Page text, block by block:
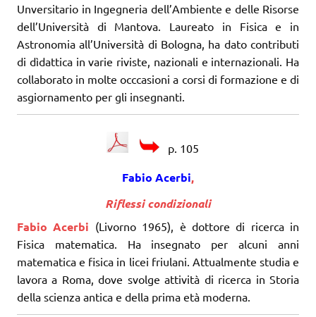
Unversitario in Ingegneria dell’Ambiente e delle Risorse
dell’Università di Mantova. Laureato in Fisica e in
Astronomia all’Università di Bologna, ha dato contributi
di dìdattica in varie riviste, nazionali e internazionali. Ha
collaborato in molte occcasioni a corsi di formazione e di
asgiornamento per gli insegnanti.
p. 105
Fabio Acerbi,
Riflessi condizionali
Fabio Acerbi (Livorno 1965), è dottore di ricerca in
Fisica matematica. Ha insegnato per alcuni anni
matematica e fisica in licei friulani. Attualmente studia e
lavora a Roma, dove svolge attività di ricerca in Storia
della scienza antica e della prima età moderna.